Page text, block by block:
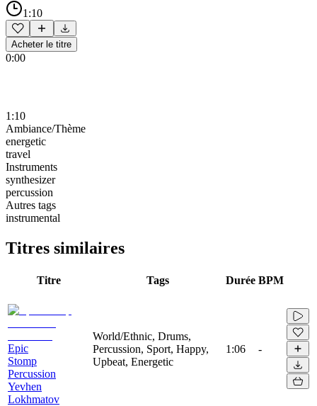
1:10
Acheter le titre
0:00
1:10
Ambiance/Thème
energetic
travel
Instruments
synthesizer
percussion
Autres tags
instrumental
Titres similaires
Titre Tags Durée BPM
Epic
Stomp
Percussion
Yevhen
Lokhmatov
World/Ethnic, Drums,
Percussion, Sport, Happy,
Upbeat, Energetic
1:06 -